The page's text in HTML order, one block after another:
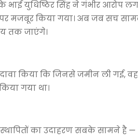
युधिष्ठिर सिंह ने गंभीर आरोप
मजबूर किया गया। अब जब सच
तक जाएंगे।
किया कि जिनसे जमीन ली गई,
गया था।
का उदाहरण सबके सामने है —